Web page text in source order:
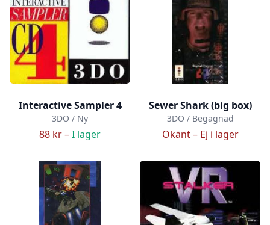
Interactive Sampler 4
3DO / Ny
88 kr –I lager
Sewer Shark (big box)
3DO / Begagnad
Okänt – Ej i lager